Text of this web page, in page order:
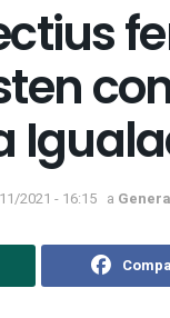
2021 - 16:15 a